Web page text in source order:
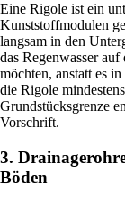
Eine Rigole ist ein
Kunststoffmodulen
langsam in den
das Regenwasser
möchten, anstatt es
die Rigole
Grundstücksgrenze
Vorschrift.
3.
Böden